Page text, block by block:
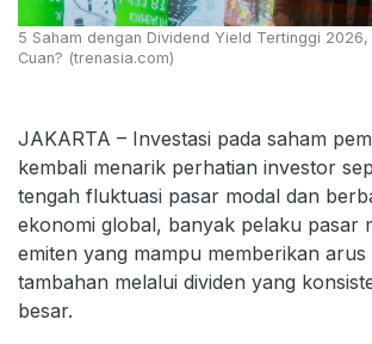
5 Saham dengan Dividend Yield Tertinggi
Cuan? (trenasia.com)
JAKARTA – Investasi pada saham
kembali menarik perhatian investor
tengah fluktuasi pasar modal dan
ekonomi global, banyak pelaku pasar
emiten yang mampu memberikan arus
tambahan melalui dividen yang
besar.